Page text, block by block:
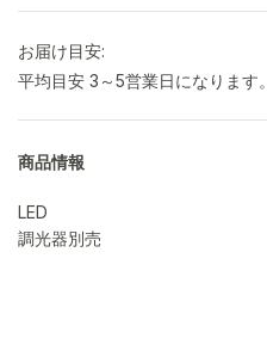
お届け目安:
平均目安 3～5営業日になります。
商品情報
LED
調光器別売